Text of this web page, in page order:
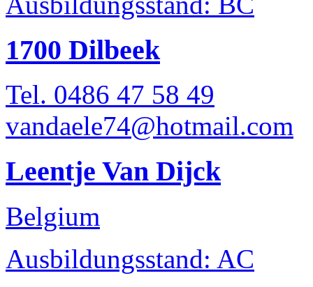
1700 Dilbeek
Tel. 0486 47 58 49
vandaele74@hotmail.com
Leentje Van Dijck
Belgium
Ausbildungsstand: AC